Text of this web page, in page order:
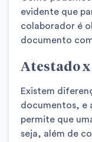
evidente que
colaborador é
documento
Atestado x
Existem
documentos, e
permite que
seja, além de